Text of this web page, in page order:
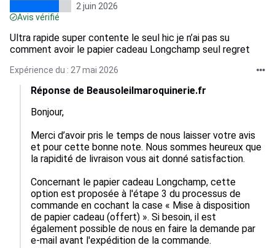
2 juin 2026
Avis vérifié
Ultra rapide super contente le seul hic je n’ai pas su
comment avoir le papier cadeau Longchamp seul regret
Expérience du : 27 mai 2026
Réponse de Beausoleilmaroquinerie.fr
Bonjour,
Merci d’avoir pris le temps de nous laisser votre avis
et pour cette bonne note. Nous sommes heureux que
la rapidité de livraison vous ait donné satisfaction.
Concernant le papier cadeau Longchamp, cette
option est proposée à l'étape 3 du processus de
commande en cochant la case « Mise à disposition
de papier cadeau (offert) ». Si besoin, il est
également possible de nous en faire la demande par
e-mail avant l'expédition de la commande.